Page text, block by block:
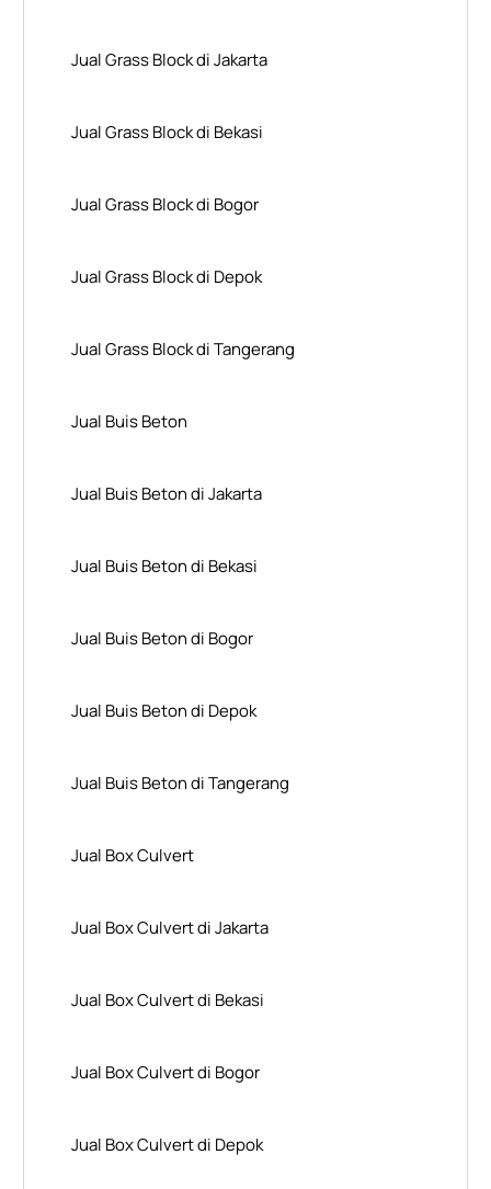
Jual Grass Block di Jakarta
Jual Grass Block di Bekasi
Jual Grass Block di Bogor
Jual Grass Block di Depok
Jual Grass Block di Tangerang
Jual Buis Beton
Jual Buis Beton di Jakarta
Jual Buis Beton di Bekasi
Jual Buis Beton di Bogor
Jual Buis Beton di Depok
Jual Buis Beton di Tangerang
Jual Box Culvert
Jual Box Culvert di Jakarta
Jual Box Culvert di Bekasi
Jual Box Culvert di Bogor
Jual Box Culvert di Depok